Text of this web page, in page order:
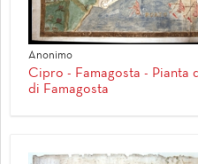
Anonimo
Cipro - Famagosta - Pianta
di Famagosta